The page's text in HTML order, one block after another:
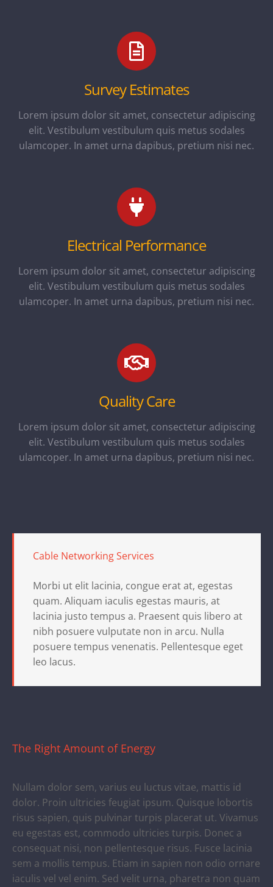
Survey Estimates
Lorem ipsum dolor sit amet, consectetur adipiscing
elit. Vestibulum vestibulum quis metus sodales
ulamcoper. In amet urna dapibus, pretium nisi nec.
Electrical Performance
Lorem ipsum dolor sit amet, consectetur adipiscing
elit. Vestibulum vestibulum quis metus sodales
ulamcoper. In amet urna dapibus, pretium nisi nec.
Quality Care
Lorem ipsum dolor sit amet, consectetur adipiscing
elit. Vestibulum vestibulum quis metus sodales
ulamcoper. In amet urna dapibus, pretium nisi nec.
Cable Networking Services
Morbi ut elit lacinia, congue erat at, egestas
quam. Aliquam iaculis egestas mauris, at
lacinia justo tempus a. Praesent quis libero at
nibh posuere vulputate non in arcu. Nulla
posuere tempus venenatis. Pellentesque eget
leo lacus.
The Right Amount of Energy
Nullam dolor sem, varius eu luctus vitae, mattis id
dolor. Proin ultricies feugiat ipsum. Quisque lobortis
risus sapien, quis pulvinar turpis placerat ut. Vivamus
eu egestas est, commodo ultricies turpis. Donec a
consequat nisi, non pellentesque risus. Fusce lacinia
sem a mollis tempus. Etiam in sapien non odio ornare
iaculis vel vel enim. Sed velit urna, pharetra non quam